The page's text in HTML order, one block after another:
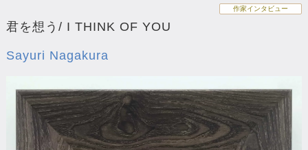
作家インタビュー
君を想う/ I THINK OF YOU
Sayuri Nagakura